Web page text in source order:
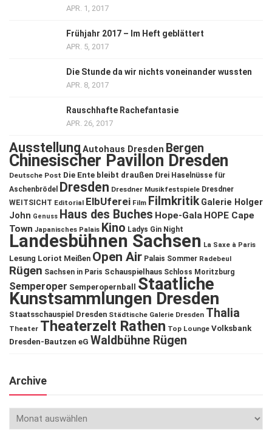
APR. 1, 2017
Frühjahr 2017 – Im Heft geblättert
APR. 5, 2017
Die Stunde da wir nichts voneinander wussten
APR. 8, 2017
Rauschhafte Rachefantasie
APR. 26, 2017
Ausstellung Autohaus Dresden Bergen
Chinesischer Pavillon Dresden
Deutsche Post Die Ente bleibt draußen Drei Haselnüsse für
Aschenbrödel
Dresden Dresdner Musikfestspiele Dresdner
WEITSICHT Editorial ElbUferei Film Filmkritik Galerie Holger
John Genuss Haus des Buches Hope-Gala HOPE Cape
Town Japanisches Palais Kino Ladys Gin Night
Landesbühnen Sachsen La Saxe à Paris
Lesung Loriot Meißen Open Air Palais Sommer Radebeul
Rügen Sachsen in Paris Schauspielhaus Schloss Moritzburg
Semperoper Semperopernball Staatliche
Kunstsammlungen Dresden
Staatsschauspiel Dresden Städtische Galerie Dresden Thalia
Theater Theaterzelt Rathen Top Lounge Volksbank
Dresden-Bautzen eG Waldbühne Rügen
Archive